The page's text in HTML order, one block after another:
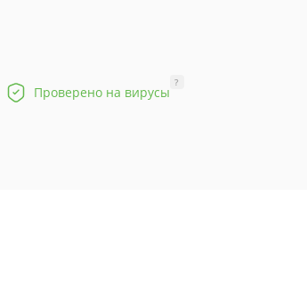
Проверено на вирусы
?